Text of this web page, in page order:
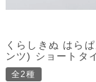
くらしきぬ はら
ンツ) ショートタ
全2種